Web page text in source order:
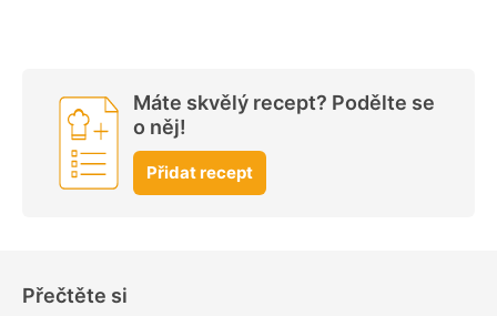
Máte skvělý recept? Podělte se
o něj!
Přidat recept
Přečtěte si